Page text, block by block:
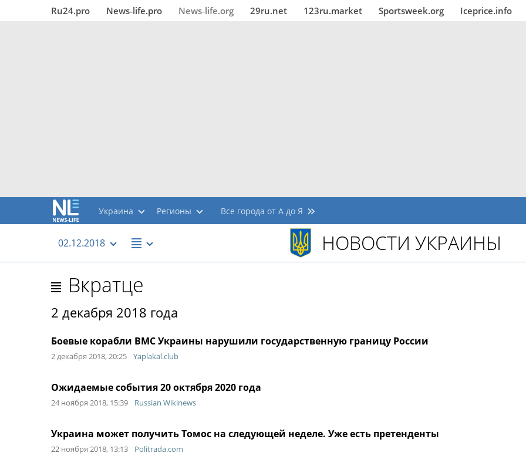
Ru24.pro News‑life.pro News‑life.org 29ru.net 123ru.market Sportsweek.org Iceprice.info
Украина Регионы Все города от А до Я
02.12.2018 НОВОСТИ УКРАИНЫ
Вкратце
2 декабря 2018 года
Боевые корабли ВМС Украины нарушили государственную границу России
2 декабря 2018, 20:25 Yaplakal.club
Ожидаемые события 20 октября 2020 года
24 ноября 2018, 15:39 Russian Wikinews
Украина может получить Томос на следующей неделе. Уже есть претенденты
22 ноября 2018, 13:13 Politrada.com